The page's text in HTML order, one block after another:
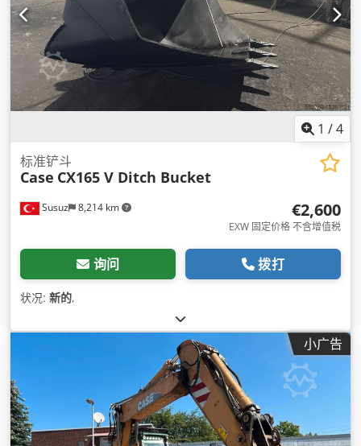
1 /4
Susuz 8,214 km
标准铲斗
Case CX165 V Ditch Bucket
€2,600
EXW 固定价格 不含增值税
询问 拨打
状况: 新的,
小广告